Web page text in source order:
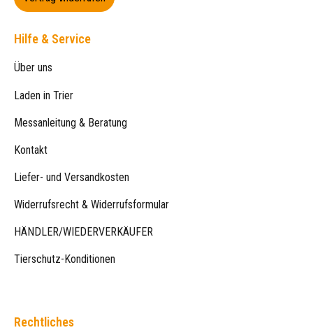
Hilfe & Service
Über uns
Laden in Trier
Messanleitung & Beratung
Kontakt
Liefer- und Versandkosten
Widerrufsrecht & Widerrufsformular
HÄNDLER/WIEDERVERKÄUFER
Tierschutz-Konditionen
Rechtliches